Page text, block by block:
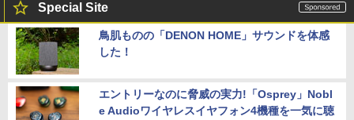
Special Site
鳥肌ものの「DENON HOME」サウンドを体感
した！
エントリーなのに脅威の実力!「Osprey」Nobl
e Audioワイヤレスイヤフォン4機種を一気に聴